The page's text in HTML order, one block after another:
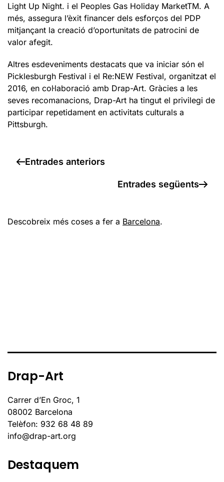
Light Up Night. i el Peoples Gas Holiday MarketTM. A
més, assegura l’èxit financer dels esforços del PDP
mitjançant la creació d’oportunitats de patrocini de
valor afegit.
Altres esdeveniments destacats que va iniciar són el
Picklesburgh Festival i el Re:NEW Festival, organitzat el
2016, en col·laboració amb Drap-Art. Gràcies a les
seves recomanacions, Drap-Art ha tingut el privilegi de
participar repetidament en activitats culturals a
Pittsburgh.
Entrades anteriors
Entrades següents
Descobreix més coses a fer a Barcelona.
Drap-Art
Carrer d’En Groc, 1
08002 Barcelona
Telèfon: 932 68 48 89
info@drap-art.org
Destaquem